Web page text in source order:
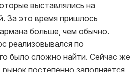
выставлялись на
За это время пришлось
больше, чем обычно.
реализовывался по
было сложно найти. Сейчас же
постепенно заполняется,